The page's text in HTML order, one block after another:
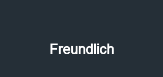
Freundlich